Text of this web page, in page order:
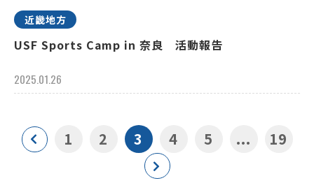
近畿地方
USF Sports Camp in 奈良 活動報告
2025.01.26
1 2 3 4 5 ... 19